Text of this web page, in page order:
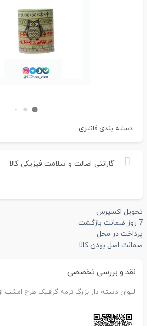
دسته بندی فانتزی
گارانتی اصالت و سلامت فیزیکی کالا
تحویل اکسپرس
7 روز ضمانت بازگشت
پرداخت در محل
ضمانت اصل بودن کالا
نقد و بررسی تخصصی
لیوان دسته دار بزرگ ترمه گرافیک طرح امشب